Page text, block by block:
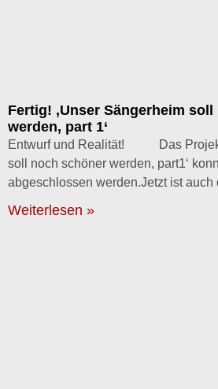
Fertig! ‚Unser Sängerheim
werden, part 1‘
Entwurf und Realität! Das Projekt
soll noch schöner werden, part1‘
abgeschlossen werden.Jetzt ist auch
Weiterlesen »